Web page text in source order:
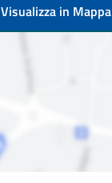
Visualizza in Mappa